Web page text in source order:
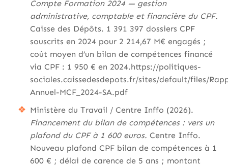
Compte Formation 2024 — gestion
administrative, comptable et financière du CPF.
Caisse des Dépôts. 1 391 397 dossiers CPF
souscrits en 2024 pour 2 214,67 M€ engagés ;
coût moyen d’un bilan de compétences financé
via CPF : 1 950 € en 2024.https://politiques-
sociales.caissedesdepots.fr/sites/default/files/
Annuel-MCF_2024-SA.pdf
Ministère du Travail / Centre Inffo (2026).
Financement du bilan de compétences : vers un
plafond du CPF à 1 600 euros. Centre Inffo.
Nouveau plafond CPF bilan de compétences à 1
600 € ; délai de carence de 5 ans ; montant